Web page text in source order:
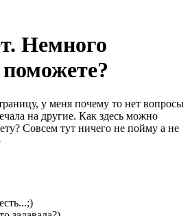
Немного
у меня почему то нет вопросы
на другие. Как здесь можно
Совсем тут ничего не пойму а не